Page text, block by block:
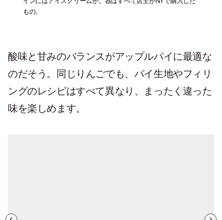
もの。
酸味と甘みのバランスがアップルパイに最適な
のだそう。同じりんごでも、パイ生地やフィリ
ングのレシピはすべて異なり、まったく違った
味を楽しめます。